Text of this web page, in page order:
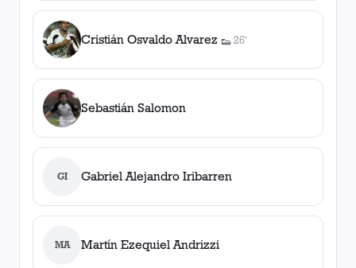
Cristián Osvaldo Alvarez 👟
1asistencia
26'
Sebastián Salomon
GI Gabriel Alejandro Iribarren
MA Martín Ezequiel Andrizzi